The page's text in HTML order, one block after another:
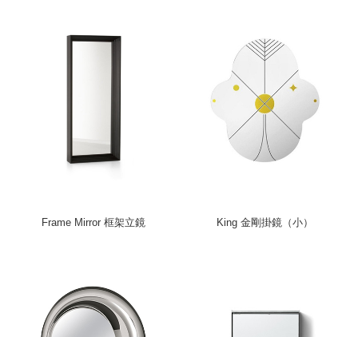
Frame Mirror 框架立鏡 King 金剛掛鏡（小）